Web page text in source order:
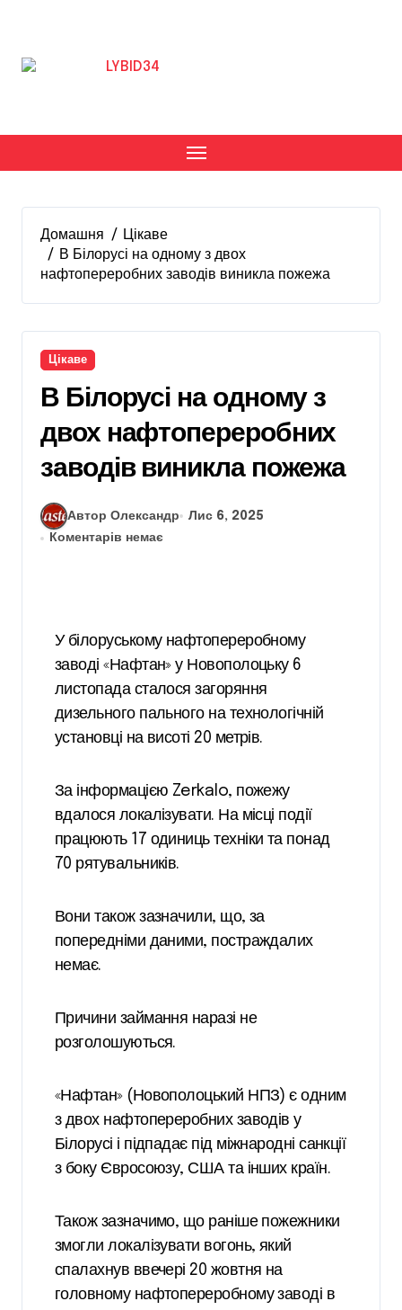
Домашня
Цікаве
В Білорусі на одному з двох
нафтопереробних заводів виникла пожежа
Цікаве
В Білорусі на одному з
двох нафтопереробних
заводів виникла пожежа
Автор Олександр
Лис 6, 2025
Коментарів немає
У білоруському нафтопереробному
заводі «Нафтан» у Новополоцьку 6
листопада сталося загоряння
дизельного пального на технологічній
установці на висоті 20 метрів.
За інформацією Zerkalo, пожежу
вдалося локалізувати. На місці події
працюють 17 одиниць техніки та понад
70 рятувальників.
Вони також зазначили, що, за
попередніми даними, постраждалих
немає.
Причини займання наразі не
розголошуються.
«Нафтан» (Новополоцький НПЗ) є одним
з двох нафтопереробних заводів у
Білорусі і підпадає під міжнародні санкції
з боку Євросоюзу, США та інших країн.
Також зазначимо, що раніше пожежники
змогли локалізувати вогонь, який
спалахнув ввечері 20 жовтня на
головному нафтопереробному заводі в